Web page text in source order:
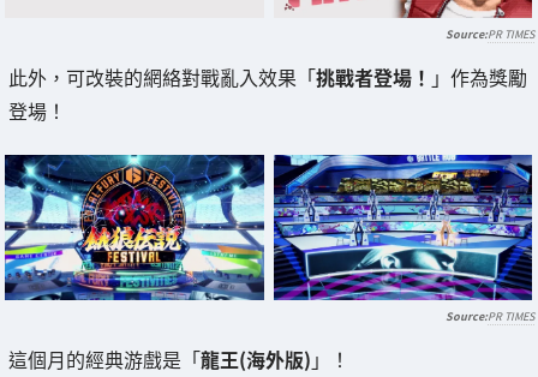
PR TIMES
此外，可改裝的網絡對戰亂入效果「挑戰者登場！ 」作為獎勵
登場！
PR TIMES
這個月的經典游戲是「龍王(海外版) 」！